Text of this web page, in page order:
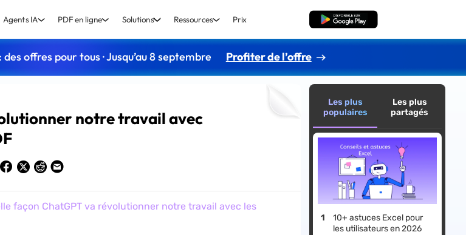
Agents IA PDF en ligne Solutions Ressources Prix TÉLÉCHARGER
: des offres pour tous · Jusqu’au 8 septembre Profiter de l’offre
notre travail avec
façon ChatGPT va révolutionner notre travail avec les
Les plus
populaires
Les plus
partagés
10+ astuces Excel pour
les utilisateurs en 2026